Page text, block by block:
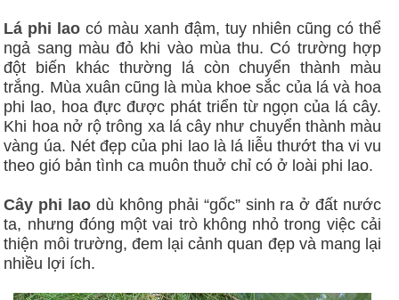
Lá phi lao có màu xanh đậm, tuy nhiên cũng có thể
ngả sang màu đỏ khi vào mùa thu. Có trường hợp
đột biến khác thường lá còn chuyển thành màu
trắng. Mùa xuân cũng là mùa khoe sắc của lá và hoa
phi lao, hoa đực được phát triển từ ngọn của lá cây.
Khi hoa nở rộ trông xa lá cây như chuyển thành màu
vàng úa. Nét đẹp của phi lao là lá liễu thướt tha vi vu
theo gió bản tình ca muôn thuở chỉ có ở loài phi lao.
Cây phi lao dù không phải “gốc” sinh ra ở đất nước
ta, nhưng đóng một vai trò không nhỏ trong việc cải
thiện môi trường, đem lại cảnh quan đẹp và mang lại
nhiều lợi ích.